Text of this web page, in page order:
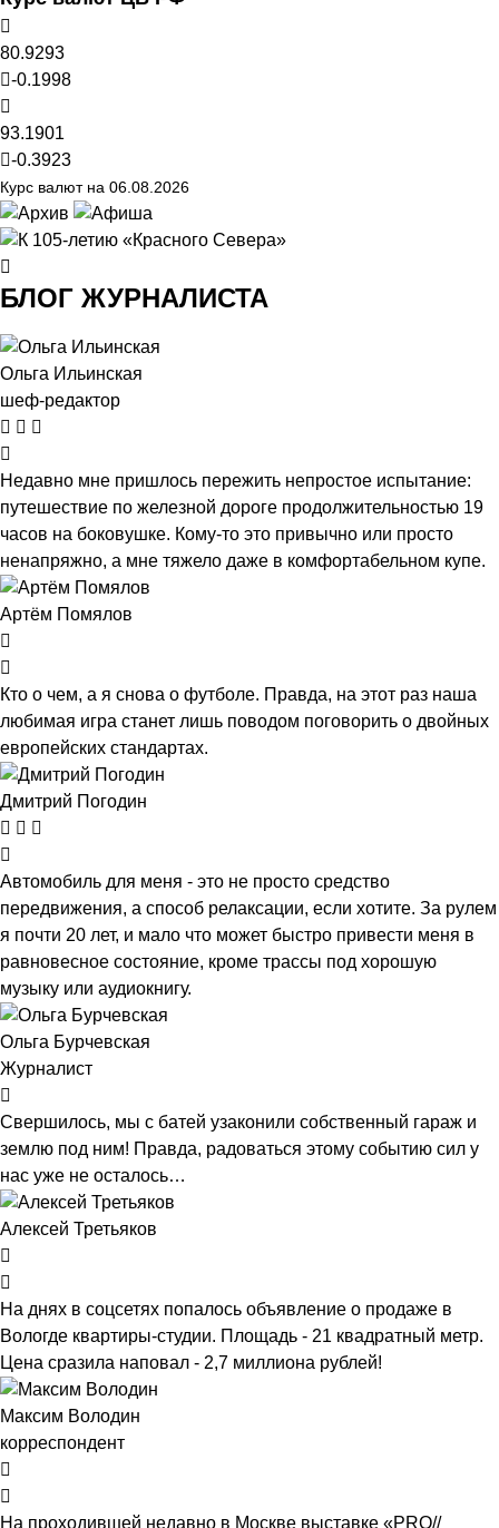
80.9293
-0.1998
93.1901
-0.3923
Курс валют на 06.08.2026
БЛОГ ЖУРНАЛИСТА
Ольга Ильинская
шеф-редактор
Недавно мне пришлось пережить непростое испытание:
путешествие по железной дороге продолжительностью 19
часов на боковушке. Кому-то это привычно или просто
ненапряжно, а мне тяжело даже в комфортабельном купе.
Артём Помялов
Кто о чем, а я снова о футболе. Правда, на этот раз наша
любимая игра станет лишь поводом поговорить о двойных
европейских стандартах.
Дмитрий Погодин
Автомобиль для меня - это не просто средство
передвижения, а способ релаксации, если хотите. За рулем
я почти 20 лет, и мало что может быстро привести меня в
равновесное состояние, кроме трассы под хорошую
музыку или аудиокнигу.
Ольга Бурчевская
Журналист
Свершилось, мы с батей узаконили собственный гараж и
землю под ним! Правда, радоваться этому событию сил у
нас уже не осталось…
Алексей Третьяков
На днях в соцсетях попалось объявление о продаже в
Вологде квартиры-студии. Площадь - 21 квадратный метр.
Цена сразила наповал - 2,7 миллиона рублей!
Максим Володин
корреспондент
На проходившей недавно в Мос­кве выставке «PRO//